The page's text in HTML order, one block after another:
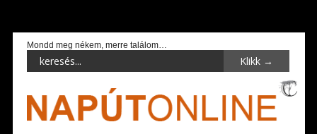
Mondd meg nékem, merre találom…